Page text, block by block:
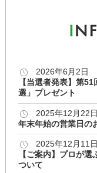
2026年6月2日
【当選者発表】第
選」プレゼント
2025年12月22日
年末年始の営業日の
2025年12月11日
【ご案内】プロが
ついて